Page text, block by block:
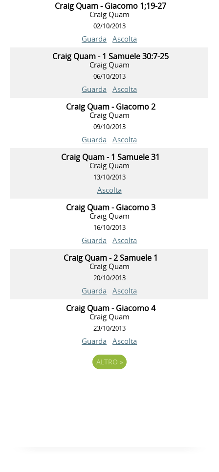
Craig Quam - Giacomo 1;19-27
Craig Quam
02/10/2013
Guarda Ascolta
Craig Quam - 1 Samuele 30:7-25
Craig Quam
06/10/2013
Guarda Ascolta
Craig Quam - Giacomo 2
Craig Quam
09/10/2013
Guarda Ascolta
Craig Quam - 1 Samuele 31
Craig Quam
13/10/2013
Ascolta
Craig Quam - Giacomo 3
Craig Quam
16/10/2013
Guarda Ascolta
Craig Quam - 2 Samuele 1
Craig Quam
20/10/2013
Guarda Ascolta
Craig Quam - Giacomo 4
Craig Quam
23/10/2013
Guarda Ascolta
ALTRO »